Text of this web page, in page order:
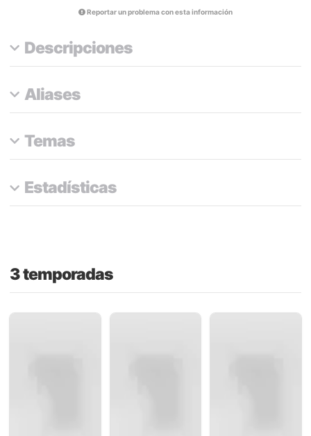
Reportar un problema con esta información
Descripciones
Aliases
Temas
Estadísticas
3 temporadas